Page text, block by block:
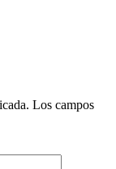
Los campos